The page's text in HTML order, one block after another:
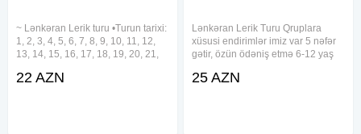
~ Lənkəran Lerik turu •Turun tarixi:
1, 2, 3, 4, 5, 6, 7, 8, 9, 10, 11, 12,
13, 14, 15, 16, 17, 18, 19, 20, 21,
31 Avqust •Turun qiyməti: •Ekonom
22 AZN
Lənkəran Lerik Turu Qruplara
xüsusi endirimlər imiz var 5 nəfər
gətir, özün ödəniş etmə 6-12 yaş
endirim Tarix: 23, 24, 28, 29, 30,
25 AZN